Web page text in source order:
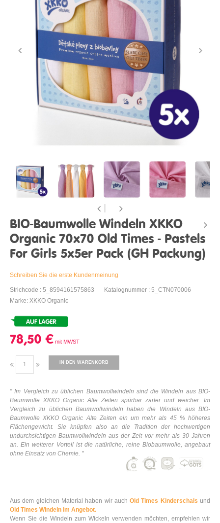
BIO-Baumwolle Windeln XKKO
Organic 70x70 Old Times - Pastels
For Girls 5x5er Pack (GH Packung)
Schreiben Sie die erste Kundenmeinung
Strichcode : 5_8594161575863
Katalognummer : 5_CTN070006
Marke: XKKO Organic
78,50 €
IN DEN WARENKORB
" Im Vergleich zu üblichen Baumwollwindeln sind die Windeln aus BIO-
Baumwolle XKKO Organic Alte Zeiten spürbar zarter und weicher. Im
Vergleich zu üblichen Baumwollwindeln haben die Windeln aus BIO-
Baumwolle XKKO Organic Alte Zeiten ein um mehr als 45 % höheres
Flächengewicht. Sie knüpfen also an die Tradition der hochwertigen
undurchsichtigen Baumwollwindeln aus der Zeit vor mehr als 30 Jahren
an. Ein weiterer Vorteil ist die natürliche, reine Biobaumwolle, angebaut
ohne Einsatz von Chemie. "
Aus dem gleichen Material haben wir auchOld Times Kinderschals und
Old Times Windeln im Angebot.
Wenn Sie die Windeln zum Wickeln verwenden möchten, empfehlen wir